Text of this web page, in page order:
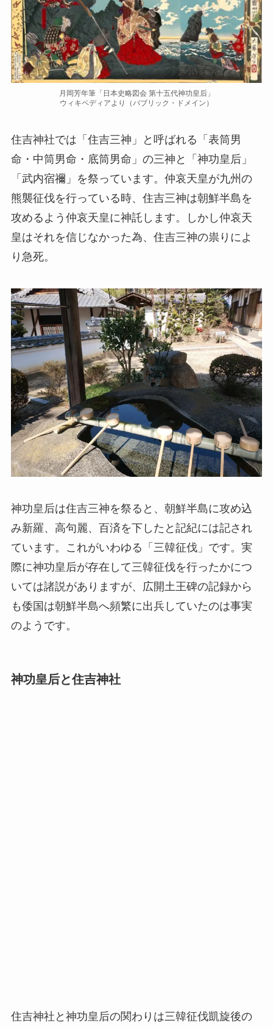
月岡芳年筆「日本史略図会 第十五代神功皇后」
ウィキペディアより（パブリック・ドメイン）
住吉神社では「住吉三神」と呼ばれる 「表筒男
命・中筒男命・底筒男命」 の三神と
「神功皇后」
「武内宿禰」 を祭っています。仲哀天皇が九州の
熊襲征伐を行っている時、住吉三神は朝鮮半島を
攻めるよう仲哀天皇に神託します。しかし仲哀天
皇はそれを信じなかった為、住吉三神の祟りによ
り急死。
神功皇后は住吉三神を祭ると、朝鮮半島に攻め込
み新羅、高句麗、百済を下したと記紀には記され
ています。これがいわゆる「三韓征伐」です。実
際に神功皇后が存在して三韓征伐を行ったかにつ
いては諸説がありますが、広開土王碑の記録から
も倭国は朝鮮半島へ頻繁に出兵していたのは事実
のようです。
神功皇后と住吉神社
住吉神社と神功皇后の関わりは三韓征伐凱旋後の